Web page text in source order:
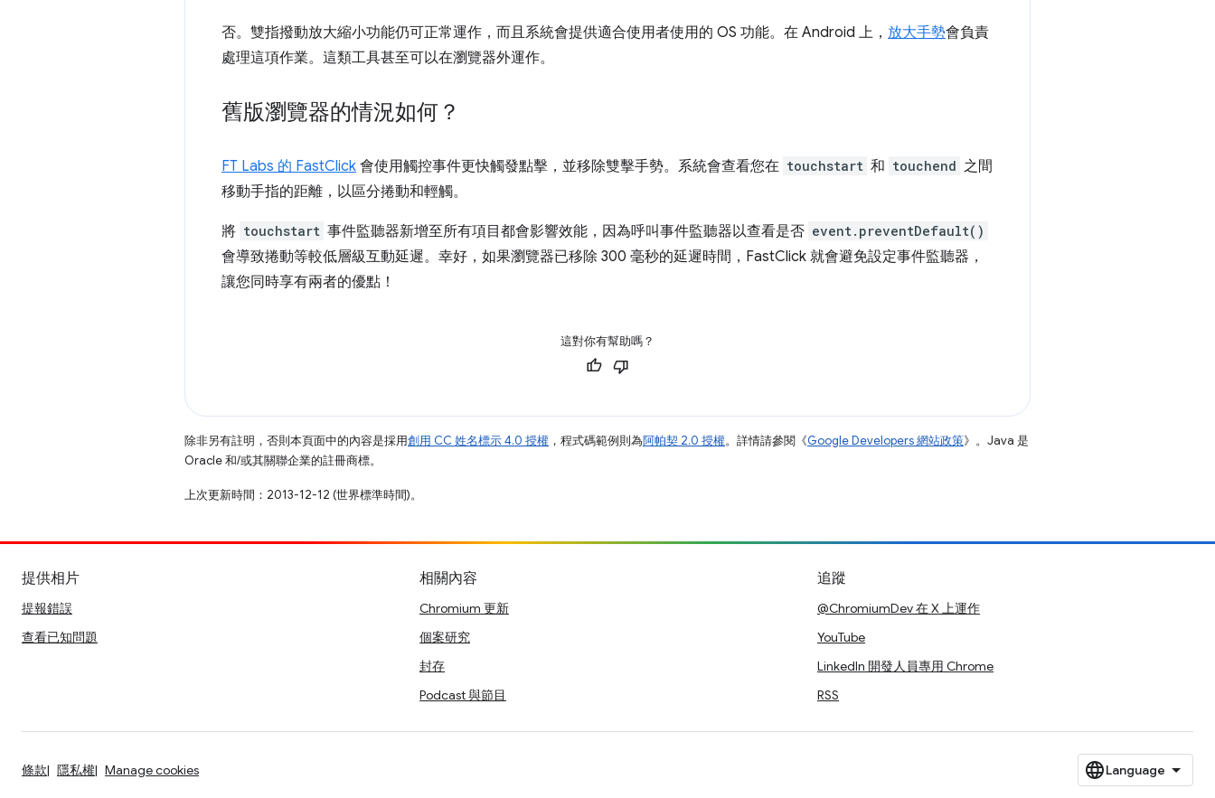
否。雙指撥動放大縮小功能仍可正常運作，而且系統會提供適合使用者使用的 OS 功能。在 Android 上， 放大手勢會負責
處理這項作業。這類工具甚至可以在瀏覽器外運作。
舊版瀏覽器的情況如何？
FT Labs 的 FastClick 會使用觸控事件更快觸發點擊，並移除雙擊手勢。系統會查看您在 touchstart 和 touchend 之間
移動手指的距離，以區分捲動和輕觸。
將 touchstart 事件監聽器新增至所有項目都會影響效能，因為呼叫事件監聽器以查看是否 event.preventDefault()
會導致捲動等較低層級互動延遲。幸好，如果瀏覽器已移除 300 毫秒的延遲時間，FastClick 就會避免設定事件監聽器，
讓您同時享有兩者的優點！
這對你有幫助嗎？
除非另有註明，否則本頁面中的內容是採用創用 CC 姓名標示 4.0 授權 ，程式碼範例則為阿帕契 2.0 授權。詳情請參閱《Google Developers 網站政策》。Java 是
Oracle 和/或其關聯企業的註冊商標。
上次更新時間：2013-12-12 (世界標準時間)。
提供相片
提報錯誤
查看已知問題
相關內容
Chromium 更新
個案研究
封存
Podcast 與節目
追蹤
@ChromiumDev 在 X 上運作
YouTube
LinkedIn 開發人員專用 Chrome
RSS
條款 隱私權 Manage cookies